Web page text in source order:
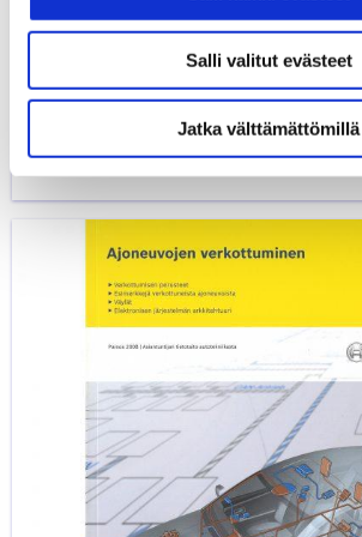
Salli valitut evästeet
Jatka välttämättömillä
Autotekniikan ammattisanasto
verkottuminen